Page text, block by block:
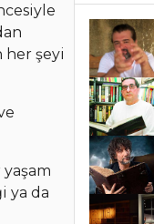
her şeyi
ya da